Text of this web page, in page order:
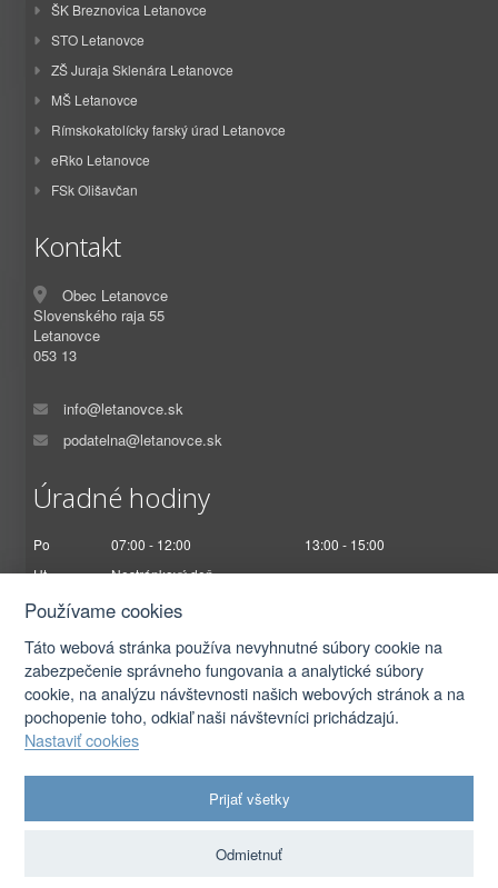
ŠK Breznovica Letanovce
STO Letanovce
ZŠ Juraja Sklenára Letanovce
MŠ Letanovce
Rímskokatolícky farský úrad Letanovce
eRko Letanovce
FSk Olišavčan
Kontakt
Obec Letanovce
Slovenského raja 55
Letanovce
053 13
info@letanovce.sk
podatelna@letanovce.sk
Úradné hodiny
Po 07:00 - 12:00
13:00 - 15:00
Ut
Nestránkový deň
St
07:00 - 12:00
Pi
07:00 - 12:30
Ochrana osobných údajov|Prístupnosť
Používame cookies
Táto webová stránka používa nevyhnutné súbory cookie na
zabezpečenie správneho fungovania a analytické súbory
cookie, na analýzu návštevnosti našich webových stránok a na
pochopenie toho, odkiaľ naši návštevníci prichádzajú.
Nastaviť cookies
Prijať všetky
Odmietnuť